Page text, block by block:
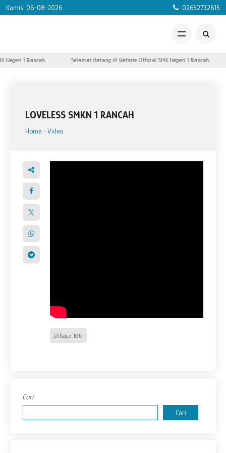
Kamis, 06-08-2026 02652732615
Negeri 1 Rancah. Selamat datang di Website Official SMK Negeri 1 Rancah.
LOVELESS SMKN 1 RANCAH
Home - Video
Dibaca 161x
Cari
Cari